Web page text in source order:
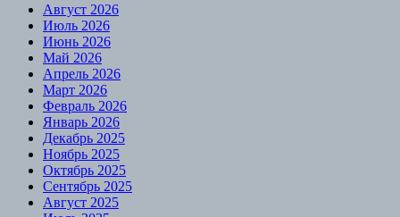
Август 2026
Июль 2026
Июнь 2026
Май 2026
Апрель 2026
Март 2026
Февраль 2026
Январь 2026
Декабрь 2025
Ноябрь 2025
Октябрь 2025
Сентябрь 2025
Август 2025